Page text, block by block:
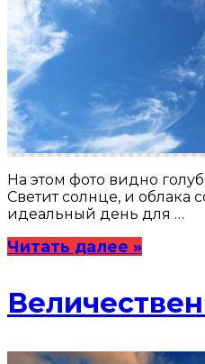
На этом фото видно
Светит солнце, и облака
идеальный день для …
Читать далее »